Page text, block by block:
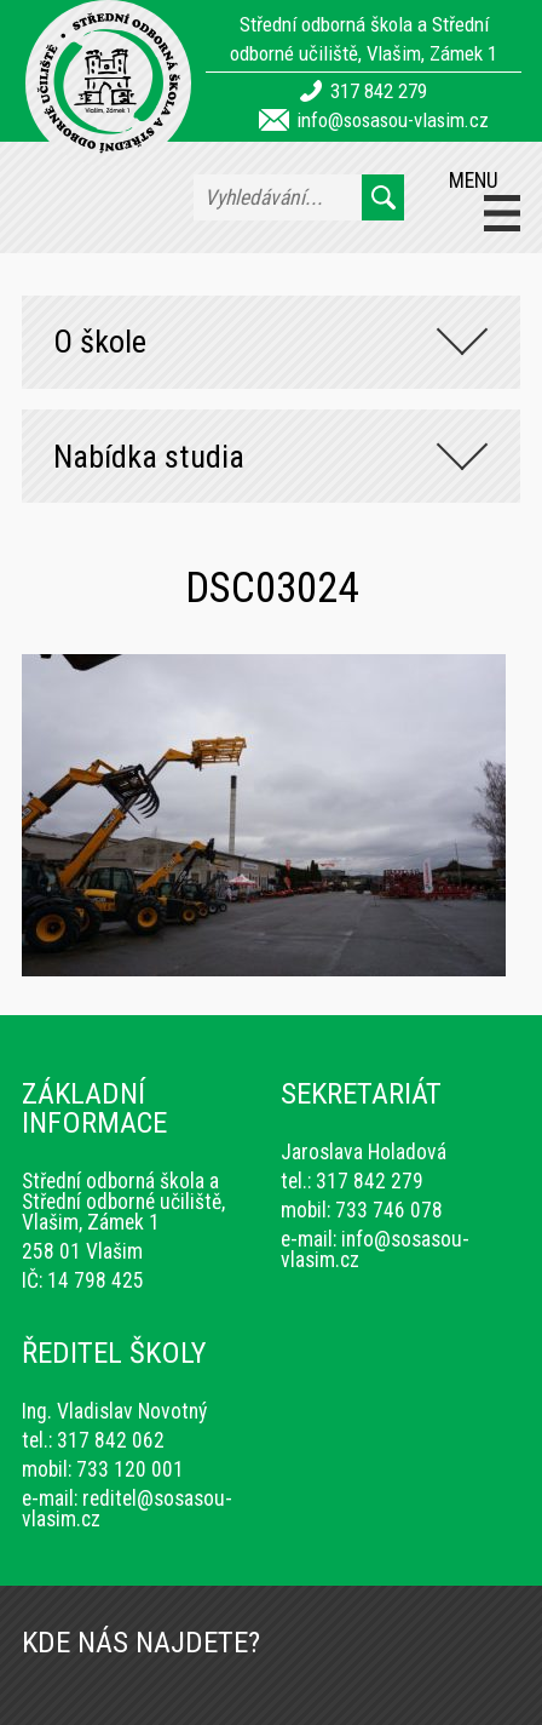
Střední odborná škola a Střední
odborné učiliště, Vlašim, Zámek 1
317 842 279
info@sosasou-vlasim.cz
MENU
O škole
Nabídka studia
DSC03024
ZÁKLADNÍ
INFORMACE
Střední odborná škola a
Střední odborné učiliště,
Vlašim, Zámek 1
258 01 Vlašim
IČ: 14 798 425
SEKRETARIÁT
Jaroslava Holadová
tel.: 317 842 279
mobil: 733 746 078
e-mail: info@sosasou-
vlasim.cz
ŘEDITEL ŠKOLY
Ing. Vladislav Novotný
tel.: 317 842 062
mobil: 733 120 001
e-mail: reditel@sosasou-
vlasim.cz
KDE NÁS NAJDETE?